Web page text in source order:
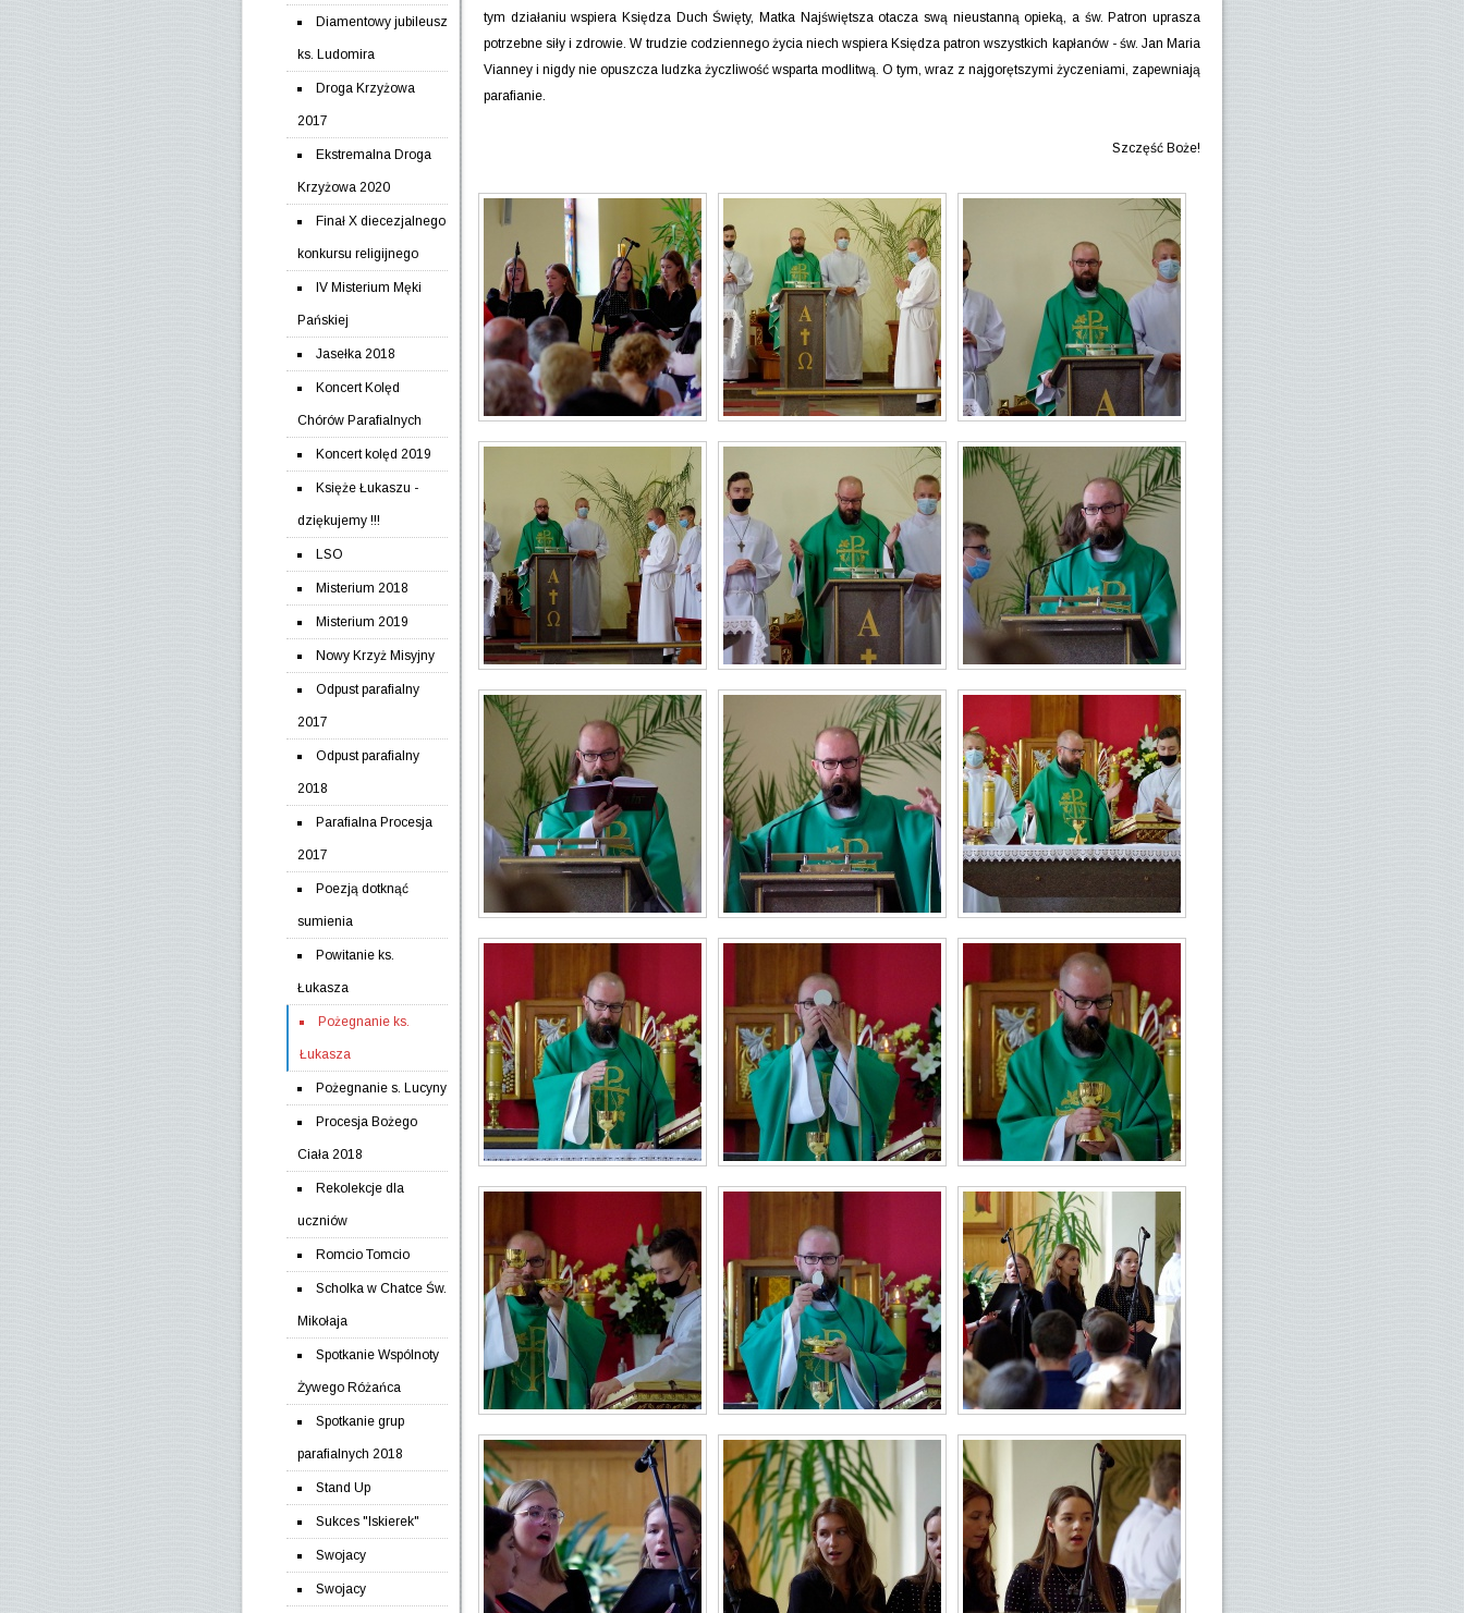
tym działaniu wspiera Księdza Duch Święty, Matka Najświętsza otacza swą nieustanną opieką, a św. Patron uprasza
potrzebne siły i zdrowie. W trudzie codziennego życia niech wspiera Księdza patron wszystkich kapłanów - św. Jan Maria
Vianney i nigdy nie opuszcza ludzka życzliwość wsparta modlitwą. O tym, wraz z najgorętszymi życzeniami, zapewniają
parafianie.
Szczęść Boże!
Diamentowy jubileusz
ks. Ludomira
Droga Krzyżowa
2017
Ekstremalna Droga
Krzyżowa 2020
Finał X diecezjalnego
konkursu religijnego
IV Misterium Męki
Pańskiej
Jasełka 2018
Koncert Kolęd
Chórów Parafialnych
Koncert kolęd 2019
Księże Łukaszu -
dziękujemy !!!
LSO
Misterium 2018
Misterium 2019
Nowy Krzyż Misyjny
Odpust parafialny
2017
Odpust parafialny
2018
Parafialna Procesja
2017
Poezją dotknąć
sumienia
Powitanie ks.
Łukasza
Pożegnanie ks.
Łukasza
Pożegnanie s. Lucyny
Procesja Bożego
Ciała 2018
Rekolekcje dla
uczniów
Romcio Tomcio
Scholka w Chatce Św.
Mikołaja
Spotkanie Wspólnoty
Żywego Różańca
Spotkanie grup
parafialnych 2018
Stand Up
Sukces "Iskierek"
Swojacy
Swojacy